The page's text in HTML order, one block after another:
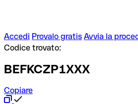
Accedi Provalo gratis Avvia la
Codice trovato:
BEFKCZP1XXX
Copiare